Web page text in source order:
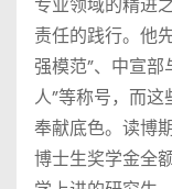
责任的践行。他
强模范”、中宣
人”等称号，而
奉献底色。读博
博士生奖学金全